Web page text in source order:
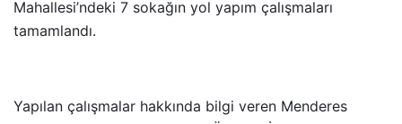
Mahallesi’ndeki 7 sokağın yol yapım çalışmaları
tamamlandı.
Yapılan çalışmalar hakkında bilgi veren Menderes